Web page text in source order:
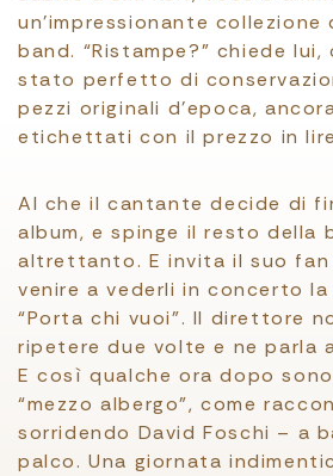
un’impressionante collezione
band. “Ristampe?” chiede
stato perfetto di
pezzi originali d’epoca,
etichettati con il prezzo in
Al che il cantante decide di
album, e spinge il resto della
altrettanto. E invita il suo fan
venire a vederli in concerto la
“Porta chi vuoi”. Il direttore
ripetere due volte e ne parla
E così qualche ora dopo
“mezzo albergo”, come
sorridendo David Foschi – a
palco. Una giornata